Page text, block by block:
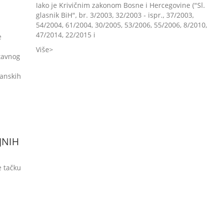
Iako je Krivičnim zakonom Bosne i Hercegovine ("Sl.
glasnik BiH", br. 3/2003, 32/2003 - ispr., 37/2003,
54/2004, 61/2004, 30/2005, 53/2006, 55/2006, 8/2010,
47/2014, 22/2015 i
Više
tačku